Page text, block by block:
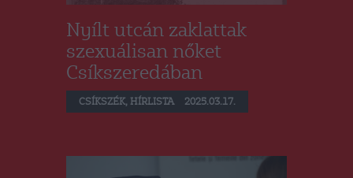
Nyílt utcán zaklattak
szexuálisan nőket
Csíkszeredában
CSÍKSZÉK, HÍRLISTA 2025.03.17.